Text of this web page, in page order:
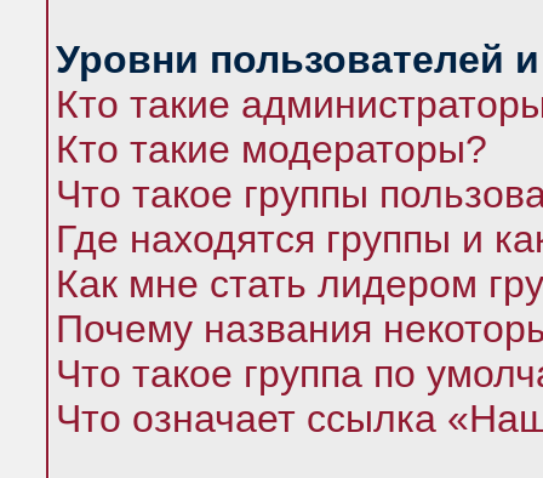
Уровни пользователей
Кто такие
Кто такие модераторы?
Что такое группы
Где находятся группы и
Как мне стать лидером
Почему названия
Что такое группа по
Что означает ссылка